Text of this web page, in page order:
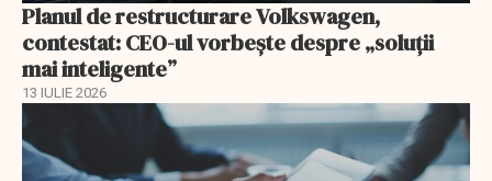
Planul de restructurare Volkswagen,
contestat: CEO-ul vorbește despre „soluții
mai inteligente”
13 IULIE 2026